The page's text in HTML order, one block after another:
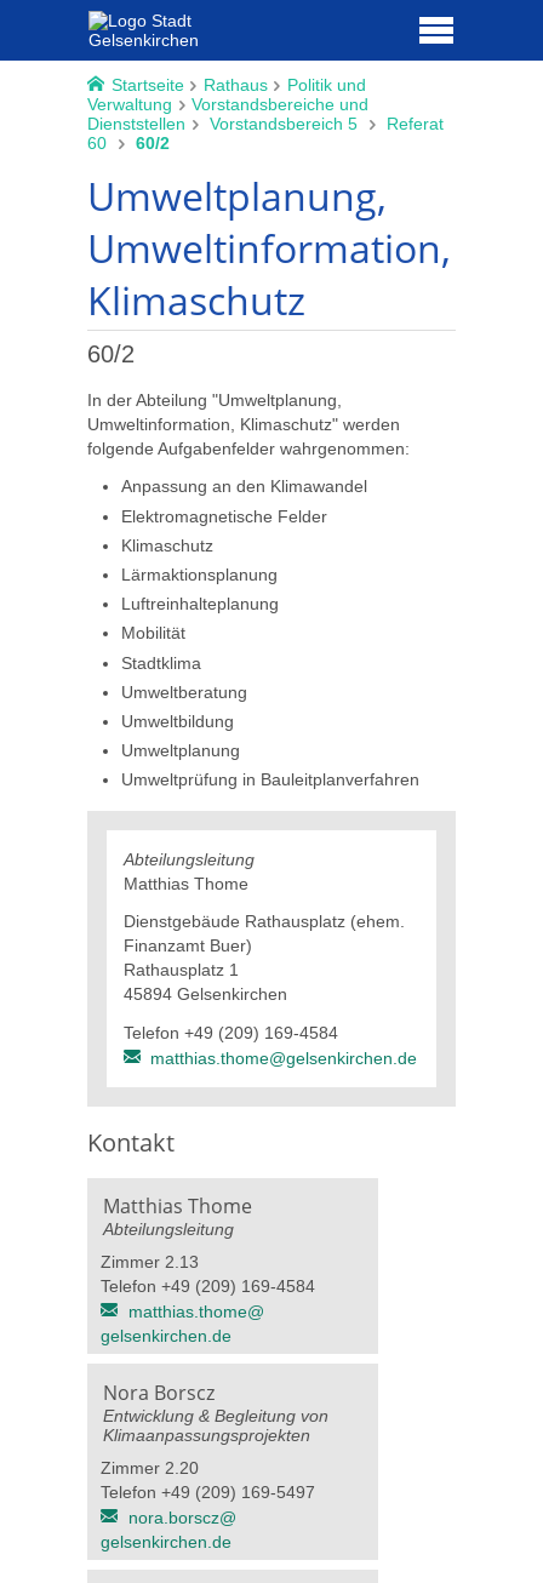
Startseite Rathaus
Politik und
Verwaltung
Vorstandsbereiche und
Dienststellen
Vorstandsbereich 5
Referat
60
60/2
Umweltplanung,
Umweltinformation,
Klimaschutz
60/2
In der Abteilung "Umweltplanung,
Umweltinformation, Klimaschutz" werden
folgende Aufgabenfelder wahrgenommen:
Anpassung an den Klimawandel
Elektromagnetische Felder
Klimaschutz
Lärmaktionsplanung
Luftreinhalteplanung
Mobilität
Stadtklima
Umweltberatung
Umweltbildung
Umweltplanung
Umweltprüfung in Bauleitplanverfahren
Abteilungsleitung
Matthias Thome
Dienstgebäude Rathausplatz (ehem.
Finanzamt Buer)
Rathausplatz 1
45894 Gelsenkirchen
Telefon +49 (209) 169-4584
matthias.thome@gelsenkirchen.de
Kontakt
Matthias Thome
Abteilungsleitung
Zimmer 2.13
Telefon +49 (209) 169-4584
matthias.thome@​
gelsenkirchen.de
Nora Borscz
Entwicklung & Begleitung von
Klimaanpassungsprojekten
Zimmer 2.20
Telefon +49 (209) 169-5497
nora.borscz@​
gelsenkirchen.de